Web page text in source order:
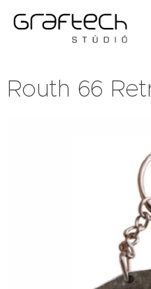
Routh 66